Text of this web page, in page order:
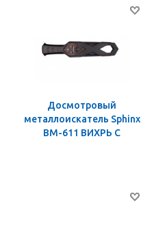
Досмотровый
металлоискатель Sphinx
ВМ-611 ВИХРЬ С